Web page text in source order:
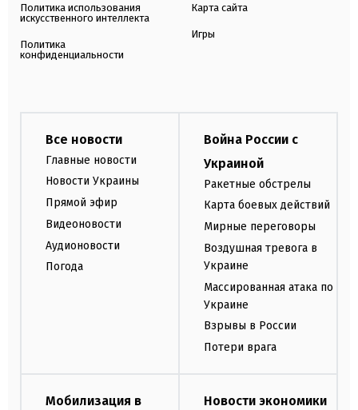
Политика использования
искусственного интеллекта
Политика
конфиденциальности
Карта сайта
Игры
Все новости
Главные новости
Новости Украины
Прямой эфир
Видеоновости
Аудионовости
Погода
Война России с
Украиной
Ракетные обстрелы
Карта боевых действий
Мирные переговоры
Воздушная тревога в
Украине
Массированная атака по
Украине
Взрывы в России
Потери врага
Мобилизация в
Новости экономики